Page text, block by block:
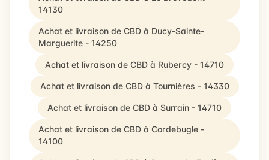
14130
Achat et livraison de CBD à Ducy-Sainte-
Marguerite - 14250
Achat et livraison de CBD à Rubercy - 14710
Achat et livraison de CBD à Tournières - 14330
Achat et livraison de CBD à Surrain - 14710
Achat et livraison de CBD à Cordebugle -
14100